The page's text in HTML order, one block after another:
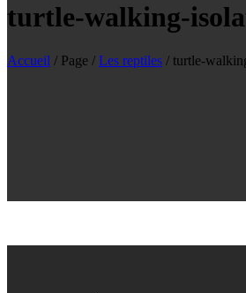
turtle-walking-
Accueil / Page / Les reptiles / turtle-